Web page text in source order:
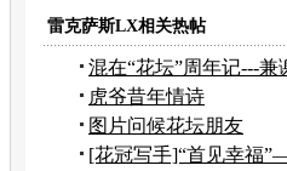
3.5万
雷克萨斯LX相关热帖
混在“花坛”周年记---兼
主
虎爷昔年情诗
图片问候花坛朋友
[花冠写手]“首见幸福